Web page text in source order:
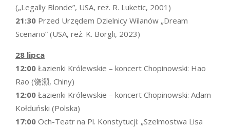
(„Legally Blonde”, USA, reż. R. Luketic, 2001)
21:30 Przed Urzędem Dzielnicy Wilanów „Dream
Scenario” (USA, reż. K. Borgli, 2023)
28 lipca
12:00 Łazienki Królewskie – koncert Chopinowski: Hao
Rao (饶灝, Chiny)
12:00 Łazienki Królewskie – koncert Chopinowski: Adam
Kołduński (Polska)
17:00 Och-Teatr na Pl. Konstytucji: „Szelmostwa Lisa